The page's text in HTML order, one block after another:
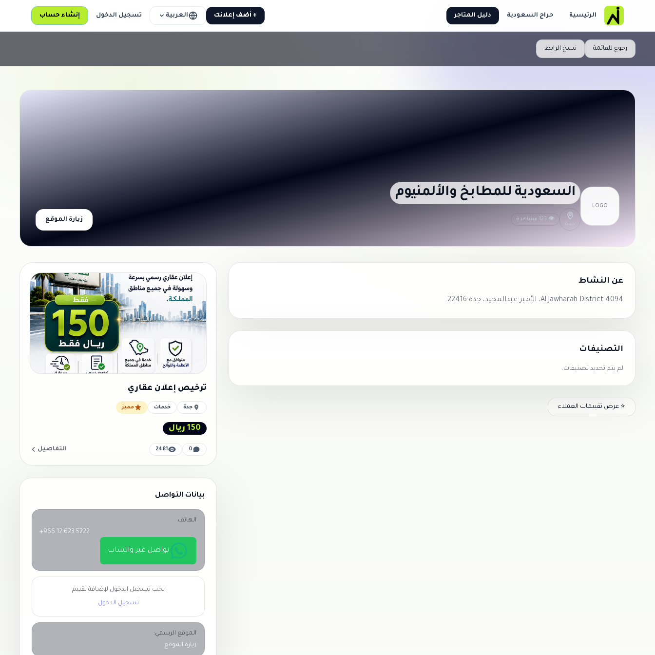
الرئيسية حراج السعودية دليل المتاجر + أضف إعلانك العربية تسجيل الدخول إنشاء حساب
رجوع للقائمة نسخ الرابط
LOGO
السعودية للمطابخ والألمنيوم
جدة
👁 123 مشاهدة زيارة الموقع
عن النشاط
Al Jawharah District 4094، الأمير عبدالمجيد، جدة 22416
التصنيفات
لم يتم تحديد تصنيفات.
⭐ عرض تقييمات العملاء
ترخيص إعلان عقاري
جدة خدمات مميز
150 ريال
0
2481 التفاصيل
بيانات التواصل
الهاتف
+966 12 623 5222
تواصل عبر واتساب
يجب تسجيل الدخول لإضافة تقييم
تسجيل الدخول
الموقع الرسمي:
زيارة الموقع